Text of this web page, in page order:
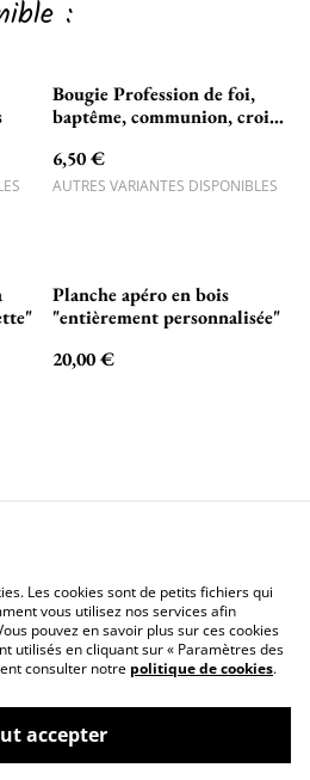
:
Bougie Profession de foi,
baptême, communion, croix
6,50 €
AUTRES VARIANTES DISPONIBLES
Planche apéro en bois
"entièrement personnalisée"
20,00 €
=> Mon TikTok <=
Cathy
Les cookies sont de petits fichiers qui
vous utilisez nos services afin
pouvez en savoir plus sur ces cookies
utilisés en cliquant sur « Paramètres des
consulter notre politique de cookies.
accepter